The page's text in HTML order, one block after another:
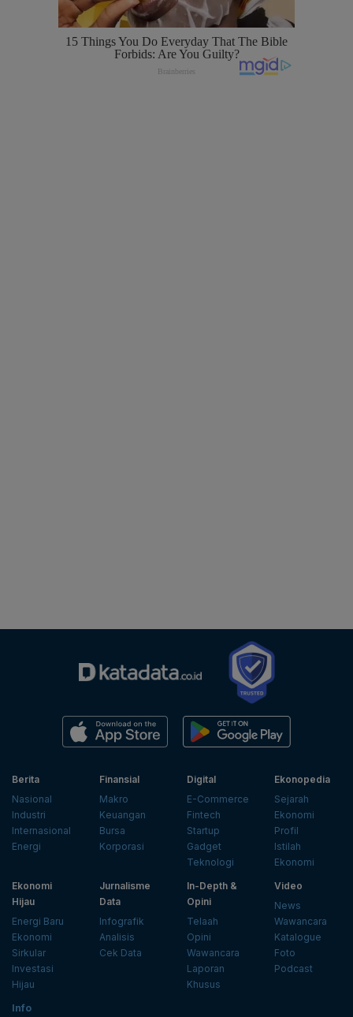
Berita
Nasional
Industri
Internasional
Energi
Finansial
Makro
Keuangan
Bursa
Korporasi
Digital
E-Commerce
Fintech
Startup
Gadget
Teknologi
Ekonopedia
Sejarah
Ekonomi
Profil
Istilah
Ekonomi
Ekonomi
Hijau
Energi Baru
Ekonomi
Sirkular
Investasi
Hijau
Jurnalisme
Data
Infografik
Analisis
Cek Data
In-Depth &
Opini
Telaah
Opini
Wawancara
Laporan
Khusus
Video
News
Wawancara
Katalogue
Foto
Podcast
Info